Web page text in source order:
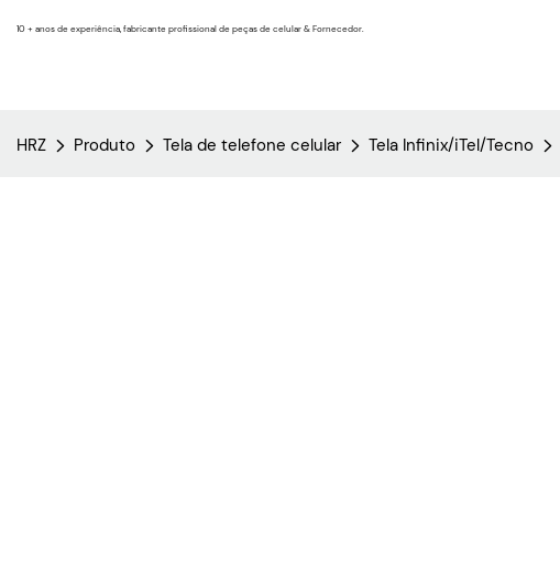
10 + anos de experiência, fabricante profissional de peças de celular & Fornecedor.
HRZ Produto Tela de telefone celular Tela Infinix/iTel/Tecno